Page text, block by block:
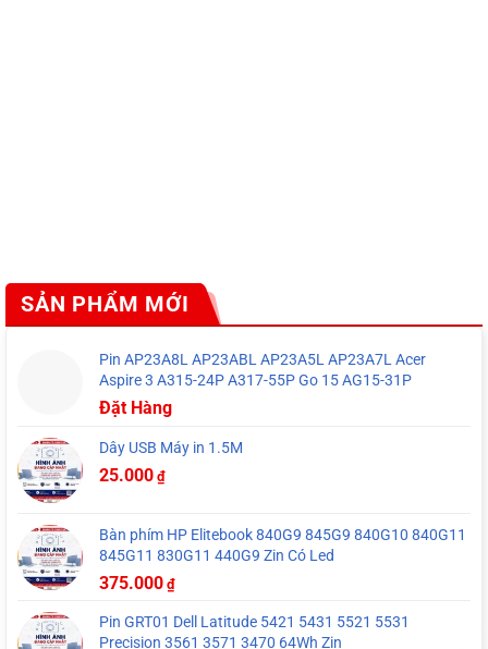
SẢN PHẨM MỚI
Pin AP23A8L AP23ABL AP23A5L AP23A7L Acer
Aspire 3 A315-24P A317-55P Go 15 AG15-31P
Đặt Hàng
Dây USB Máy in 1.5M
25.000 ₫
Bàn phím HP Elitebook 840G9 845G9 840G10 840G11
845G11 830G11 440G9 Zin Có Led
375.000 ₫
Pin GRT01 Dell Latitude 5421 5431 5521 5531
Precision 3561 3571 3470 64Wh Zin